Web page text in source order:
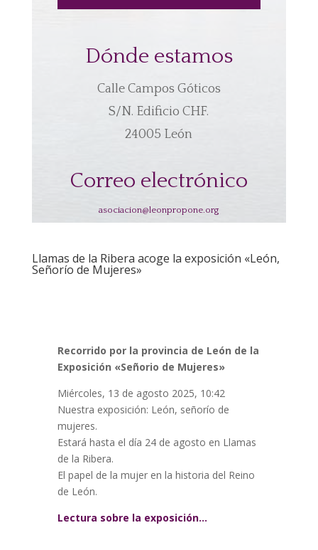
Dónde estamos
Calle Campos Góticos
S/N. Edificio CHF.
24005 León
Correo electrónico
asociacion@leonpropone.org
Llamas de la Ribera acoge la exposición «León,
Señorío de Mujeres»
Recorrido por la provincia de León de la
Exposición «Señorio de Mujeres»
Miércoles, 13 de agosto 2025, 10:42
Nuestra exposición: León, señorío de
mujeres.
Estará hasta el día 24 de agosto en Llamas
de la Ribera.
El papel de la mujer en la historia del Reino
de León.
Lectura sobre la exposición…